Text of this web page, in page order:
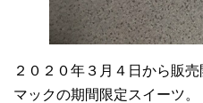
２０２０年３月４日から販
マックの期間限定スイーツ。